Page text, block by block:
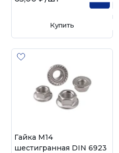
Купить
Гайка М14
шестигранная DIN 6923